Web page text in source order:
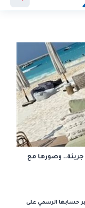
جريئة.. وصورها مع
حسابها الرسمي على